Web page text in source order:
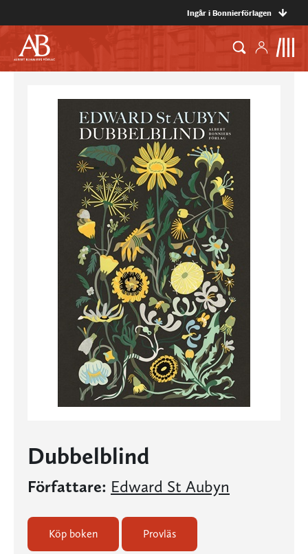
Ingår i Bonnierförlagen
Dubbelblind
Författare: Edward St Aubyn
Köp boken Provläs